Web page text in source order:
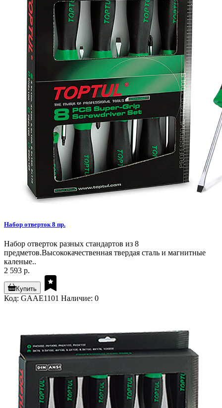
Набор отверток 8 пр.
Набор отверток разных стандартов из 8
предметов.Высококачественная твердая сталь и магнитные
каленые..
2 593 р.
Купить
Код: GAAE1101 Наличие: 0